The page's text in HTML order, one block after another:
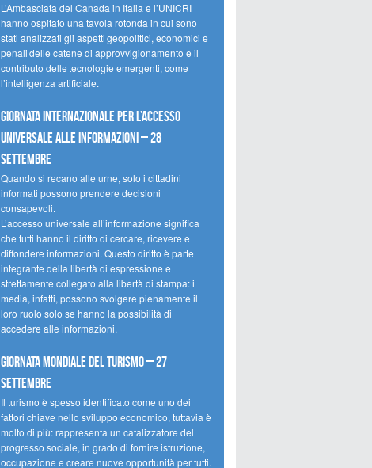
L’Ambasciata del Canada in Italia e l’UNICRI
hanno ospitato una tavola rotonda in cui sono
stati analizzati gli aspetti geopolitici, economici e
penali delle catene di approvvigionamento e il
contributo delle tecnologie emergenti, come
l’intelligenza artificiale.
Giornata internazionale per l’accesso
universale alle informazioni – 28
settembre
Quando si recano alle urne, solo i cittadini
informati possono prendere decisioni
consapevoli.
L’accesso universale all’informazione significa
che tutti hanno il diritto di cercare, ricevere e
diffondere informazioni. Questo diritto è parte
integrante della libertà di espressione e
strettamente collegato alla libertà di stampa: i
media, infatti, possono svolgere pienamente il
loro ruolo solo se hanno la possibilità di
accedere alle informazioni.
Giornata mondiale del turismo – 27
settembre
Il turismo è spesso identificato come uno dei
fattori chiave nello sviluppo economico, tuttavia è
molto di più: rappresenta un catalizzatore del
progresso sociale, in grado di fornire istruzione,
occupazione e creare nuove opportunità per tutti.